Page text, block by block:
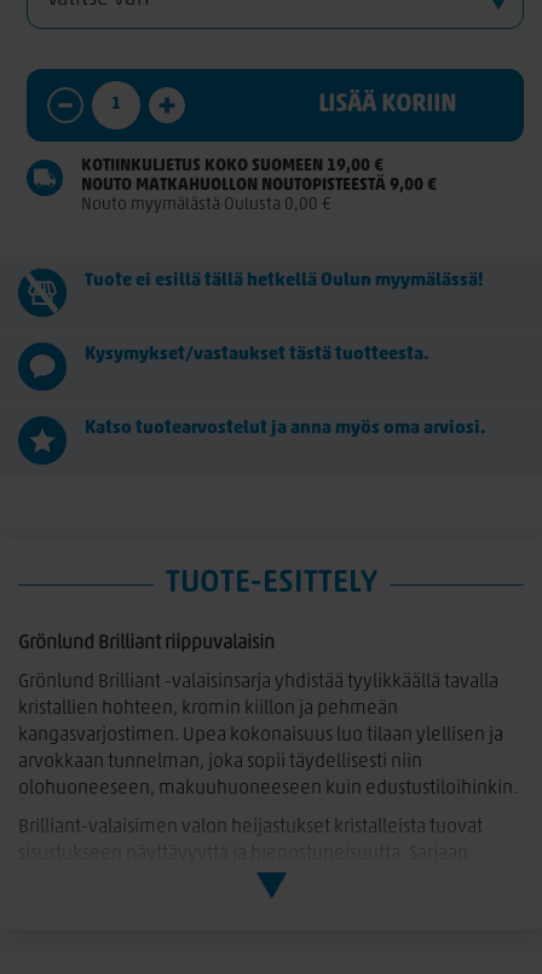
LISÄÄ KORIIN
KOTIINKULJETUS KOKO SUOMEEN 19,00 €
NOUTO MATKAHUOLLON NOUTOPISTEESTÄ 9,00 €
Nouto myymälästä Oulusta 0,00 €
Tuote ei esillä tällä hetkellä Oulun myymälässä!
Kysymykset/vastaukset tästä tuotteesta.
Katso tuotearvostelut ja anna myös oma arviosi.
TUOTE-ESITTELY
Grönlund Brilliant riippuvalaisin
Grönlund Brilliant -valaisinsarja yhdistää tyylikkäällä tavalla
kristallien hohteen, kromin kiillon ja pehmeän
kangasvarjostimen. Upea kokonaisuus luo tilaan ylellisen ja
arvokkaan tunnelman, joka sopii täydellisesti niin
olohuoneeseen, makuuhuoneeseen kuin edustustiloihinkin.
Brilliant-valaisimen valon heijastukset kristalleista tuovat
kuuluu riippuvalaisin, pöytävalaisin ja lattiavalaisin, joiden